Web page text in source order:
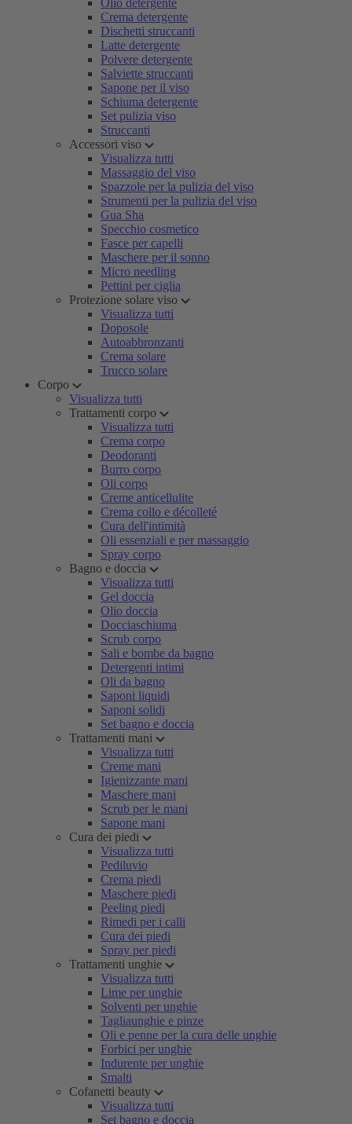
Olio detergente
Crema detergente
Dischetti struccanti
Latte detergente
Polvere detergente
Salviette struccanti
Sapone per il viso
Schiuma detergente
Set pulizia viso
Struccanti
Accessori viso
Visualizza tutti
Massaggio del viso
Spazzole per la pulizia del viso
Strumenti per la pulizia del viso
Gua Sha
Specchio cosmetico
Fasce per capelli
Maschere per il sonno
Micro needling
Pettini per ciglia
Protezione solare viso
Visualizza tutti
Doposole
Autoabbronzanti
Crema solare
Trucco solare
Corpo
Visualizza tutti
Trattamenti corpo
Visualizza tutti
Crema corpo
Deodoranti
Burro corpo
Oli corpo
Creme anticellulite
Crema collo e décolleté
Cura dell'intimità
Oli essenziali e per massaggio
Spray corpo
Bagno e doccia
Visualizza tutti
Gel doccia
Olio doccia
Docciaschiuma
Scrub corpo
Sali e bombe da bagno
Detergenti intimi
Oli da bagno
Saponi liquidi
Saponi solidi
Set bagno e doccia
Trattamenti mani
Visualizza tutti
Creme mani
Igienizzante mani
Maschere mani
Scrub per le mani
Sapone mani
Cura dei piedi
Visualizza tutti
Pediluvio
Crema piedi
Maschere piedi
Peeling piedi
Rimedi per i calli
Cura dei piedi
Spray per piedi
Trattamenti unghie
Visualizza tutti
Lime per unghie
Solventi per unghie
Tagliaunghie e pinze
Oli e penne per la cura delle unghie
Forbici per unghie
Indurente per unghie
Smalti
Cofanetti beauty
Visualizza tutti
Set bagno e doccia